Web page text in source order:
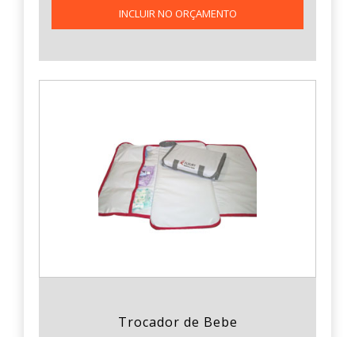
INCLUIR NO ORÇAMENTO
Trocador de Bebe